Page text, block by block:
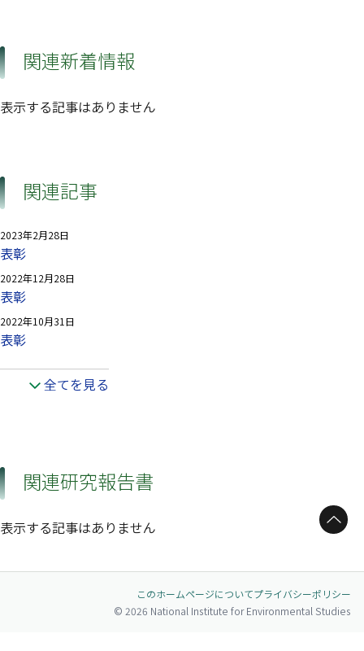
関連新着情報
表示する記事はありません
関連記事
2023年2月28日
表彰
2022年12月28日
表彰
2022年10月31日
表彰
全てを見る
関連研究報告書
表示する記事はありません ページトップへ
このホームページについてプライバシーポリシー
© 2026 National Institute for Environmental Studies